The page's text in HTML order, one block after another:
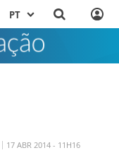
PT
17 ABR 2014 - 11H16